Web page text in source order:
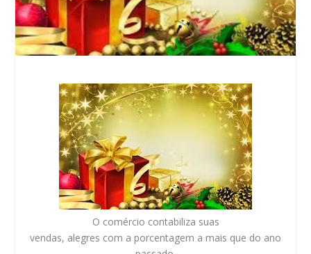
O comércio contabiliza suas
vendas, alegres com a porcentagem a mais que do ano